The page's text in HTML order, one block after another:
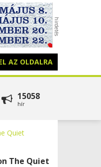
AZ OLDALRA
15058
hír
The Quiet